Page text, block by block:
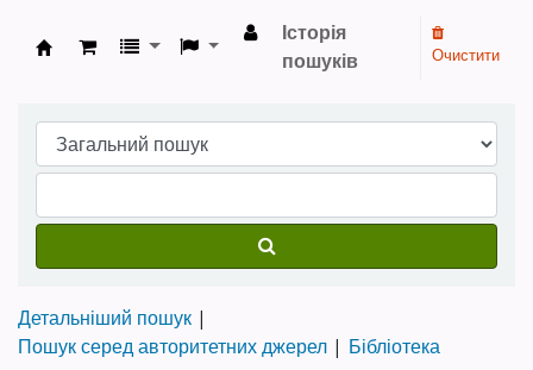
Бібліотека НТШ › Електронний каталог
Історія
пошуків
Очистити
Детальніший пошук
Пошук серед авторитетних джерел
Бібліотека